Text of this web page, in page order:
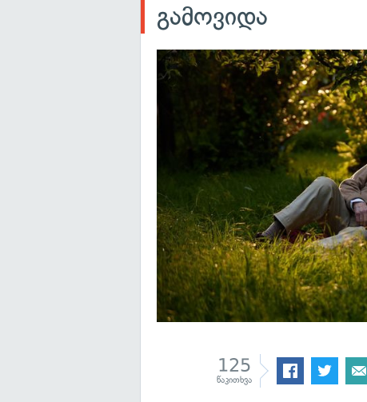
გამოვიდა
125
წაკითხვა